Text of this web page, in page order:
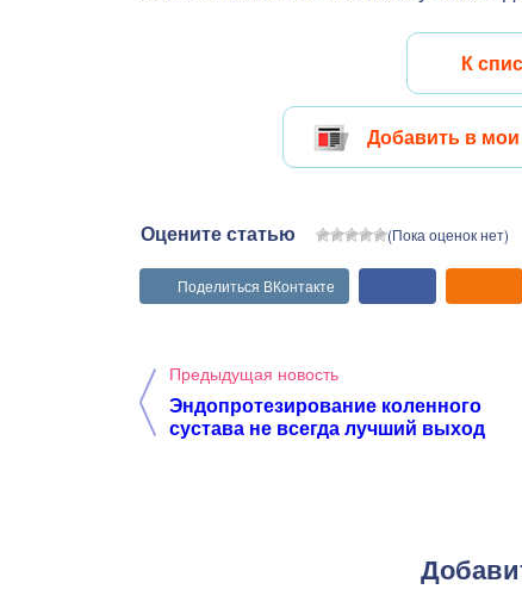
К
Добавить в
Оцените статью (Пока оценок нет)
Поделиться ВКонтакте
Предыдущая новость
Эндопротезирование коленного
сустава не всегда лучший выход